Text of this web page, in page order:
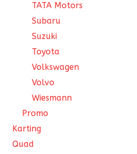
TATA Motors
Subaru
Suzuki
Toyota
Volkswagen
Volvo
Wiesmann
Promo
Karting
Quad